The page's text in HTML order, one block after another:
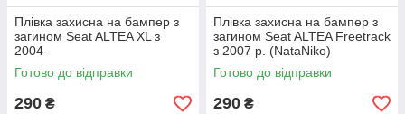
Плівка захисна на бампер з
загином Seat ALTEA XL з
2004-
Готово до відправки
290 ₴
Плівка захисна на бампер з
загином Seat ALTEA Freetrack
з 2007 р. (NataNiko)
Готово до відправки
290 ₴